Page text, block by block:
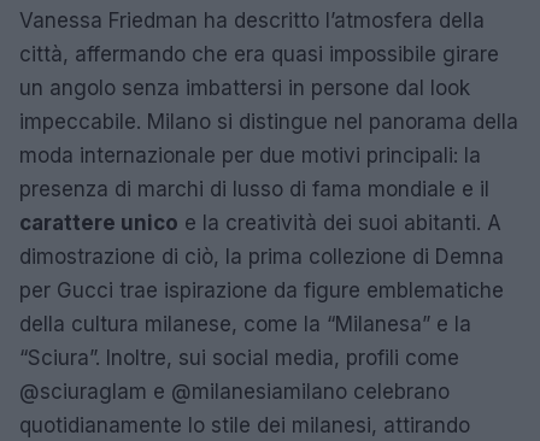
Vanessa Friedman ha descritto l’atmosfera della
città, affermando che era quasi impossibile girare
un angolo senza imbattersi in persone dal look
impeccabile. Milano si distingue nel panorama della
moda internazionale per due motivi principali: la
presenza di marchi di lusso di fama mondiale e il
carattere unico e la creatività dei suoi abitanti. A
dimostrazione di ciò, la prima collezione di Demna
per Gucci trae ispirazione da figure emblematiche
della cultura milanese, come la “Milanesa” e la
“Sciura”. Inoltre, sui social media, profili come
@sciuraglam e @milanesiamilano celebrano
quotidianamente lo stile dei milanesi, attirando